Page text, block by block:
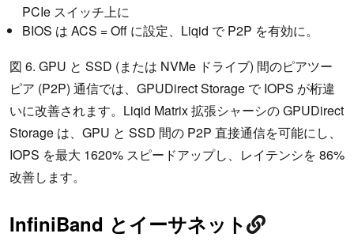
PCIe スイッチ上に
BIOS は ACS = Off に設定、Liqid で P2P を有効に。
図 6. GPU と SSD (または NVMe ドライブ) 間のピアツー
ピア (P2P) 通信では、GPUDirect Storage で IOPS が桁違
いに改善されます。Liqid Matrix 拡張シャーシの GPUDirect
Storage は、GPU と SSD 間の P2P 直接通信を可能にし、
IOPS を最大 1620% スピードアップし、レイテンシを 86%
改善します。
InfiniBand とイーサネット